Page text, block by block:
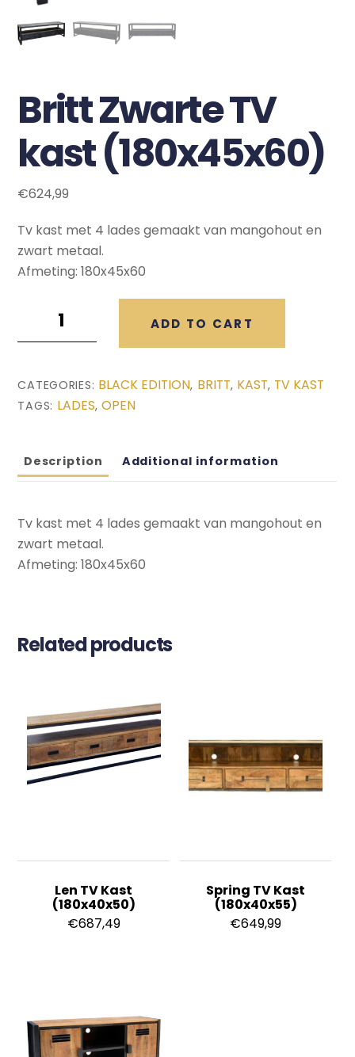
Britt Zwarte TV
kast (180x45x60)
€624,99
Tv kast met 4 lades gemaakt van mangohout en
zwart metaal.
Afmeting: 180x45x60
Zwarte
(180x45x60)
quantity
ADD TO CART
CATEGORIES: BLACK EDITION, BRITT, KAST, TV KAST
TAGS: LADES,OPEN
Description Additional information
Tv kast met 4 lades gemaakt van mangohout en
zwart metaal.
Afmeting: 180x45x60
Related products
Len TV Kast
(180x40x50)
€687,49
Spring TV Kast
(180x40x55)
€649,99